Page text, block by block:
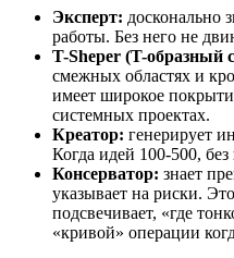
Эксперт: досконально
работы. Без него не
T-Sheper (T-образный
смежных областях и
имеет широкое
системных проектах.
Креатор: генерирует
Когда идей 100-500,
Консерватор: знает
указывает на риски.
подсвечивает, «где
«кривой» операции